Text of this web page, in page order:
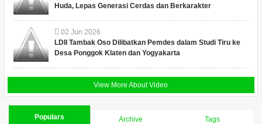
Huda, Lepas Generasi Cerdas dan Berkarakter
02 Jun 2026
LDII Tambak Oso Dilibatkan Pemdes dalam Studi Tiru ke
Desa Ponggok Klaten dan Yogyakarta
View More About Video
Populars Archive Tags